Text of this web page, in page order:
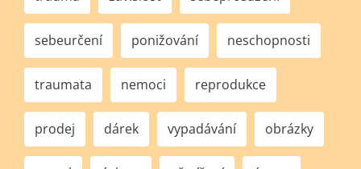
sebeurčení ponižování neschopnosti
traumata nemoci reprodukce
prodej dárek vypadávání obrázky